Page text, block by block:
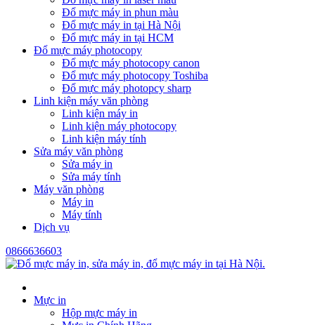
Đổ mực máy in phun màu
Đổ mực máy in tại Hà Nội
Đổ mực máy in tại HCM
Đổ mực máy photocopy
Đổ mực máy photocopy canon
Đổ mực máy photocopy Toshiba
Đổ mực máy photopcy sharp
Linh kiện máy văn phòng
Linh kiện máy in
Linh kiện máy photocopy
Linh kiện máy tính
Sửa máy văn phòng
Sửa máy in
Sửa máy tính
Máy văn phòng
Máy in
Máy tính
Dịch vụ
0866636603
Mực in
Hộp mực máy in